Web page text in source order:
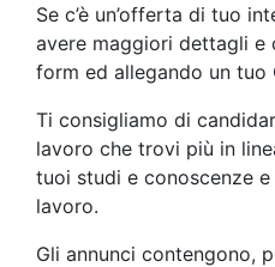
Se c’è un’offerta di tuo
avere maggiori dettagli
form ed allegando un tuo
Ti consigliamo di
lavoro che trovi più in
tuoi studi e conoscenze
lavoro.
Gli annunci contengono,